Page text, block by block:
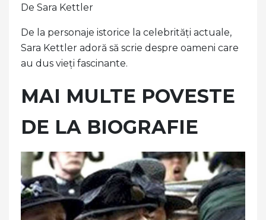
De Sara Kettler
De la personaje istorice la celebrități actuale,
Sara Kettler adoră să scrie despre oameni care
au dus vieți fascinante.
MAI MULTE POVESTE
DE LA BIOGRAFIE